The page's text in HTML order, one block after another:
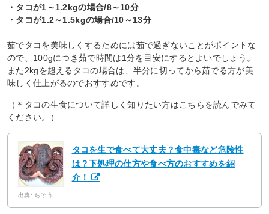
・タコが1～1.2kgの場合/8～10分
・タコが1.2～1.5kgの場合/10～13分
茹でタコを美味しくするためには茹で過ぎないことがポイントな
ので、100gにつき茹で時間は1分を目安にするとよいでしょう。
また2kgを超えるタコの場合は、半分に切ってから茹でる方が美
味しく仕上がるのでおすすめです。
（＊タコの生食について詳しく知りたい方はこちらを読んでみて
ください。）
タコを生で食べて大丈夫？食中毒など危険性
は？下処理の仕方や食べ方のおすすめを紹
介！
出典: ちそう